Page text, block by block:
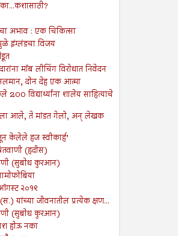
गजापूर जाळपोळ; जबाबदारी
Shodhan
अभाव : एक चिकित्सा
इंग्लंडचा विजय
मॉब लीचिंग विरोधात निवेदन
दोन देह एक आत्मा
विद्यार्थ्यांना शालेय साहित्याचे
आले, ते मांडत गेलो, अन् लेखक
केलेले हज स्वीकार्ह’
(हदीस)
(सुबोध कुरआन)
२०१९
यांच्या जीवनातील प्रत्येक क्षण...
(सुबोध कुरआन)
होऊ नका